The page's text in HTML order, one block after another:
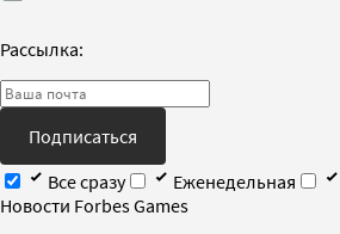
Рассылка:
Подписаться
Все сразу
Еженедельная
Новости Forbes Games